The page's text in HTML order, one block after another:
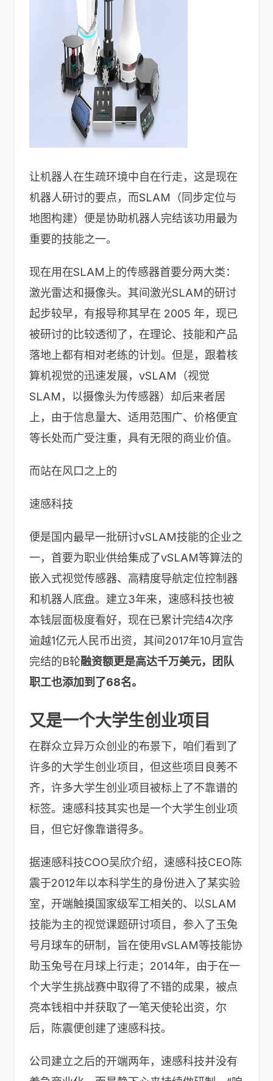
让机器人在生疏环境中自在行走，这是现在
机器人研讨的要点，而SLAM（同步定位与
地图构建）便是协助机器人完结该功用最为
重要的技能之一。
现在用在SLAM上的传感器首要分两大类：
激光雷达和摄像头。其间激光SLAM的研讨
起步较早，有报导称其早在 2005 年，现已
被研讨的比较透彻了，在理论、技能和产品
落地上都有相对老练的计划。但是，跟着核
算机视觉的迅速发展，vSLAM（视觉
SLAM，以摄像头为传感器）却后来者居
上，由于信息量大、适用范围广、价格便宜
等长处而广受注重，具有无限的商业价值。
而站在风口之上的
速感科技
便是国内最早一批研讨vSLAM技能的企业之
一，首要为职业供给集成了vSLAM等算法的
嵌入式视觉传感器、高精度导航定位控制器
和机器人底盘。建立3年来，速感科技也被
本钱层面极度看好，现在已累计完结4次序
逾越1亿元人民币出资，其间2017年10月宣告
完结的B轮融资额更是高达千万美元，团队
职工也添加到了68名。
又是一个大学生创业项目
在群众立异万众创业的布景下，咱们看到了
许多的大学生创业项目，但这些项目良莠不
齐，许多大学生创业项目被标上了不靠谱的
标签。速感科技其实也是一个大学生创业项
目，但它好像靠谱得多。
据速感科技COO吴欣介绍，速感科技CEO陈
震于2012年以本科学生的身份进入了某实验
室，开端触摸国家级军工相关的、以SLAM
技能为主的视觉课题研讨项目，参入了玉兔
号月球车的研制，旨在使用vSLAM等技能协
助玉兔号在月球上行走；2014年，由于在一
个大学生挑战赛中取得了不错的成果，被点
亮本钱相中并获取了一笔天使轮出资，尔
后，陈震便创建了速感科技。
公司建立之后的开端两年，速感科技并没有